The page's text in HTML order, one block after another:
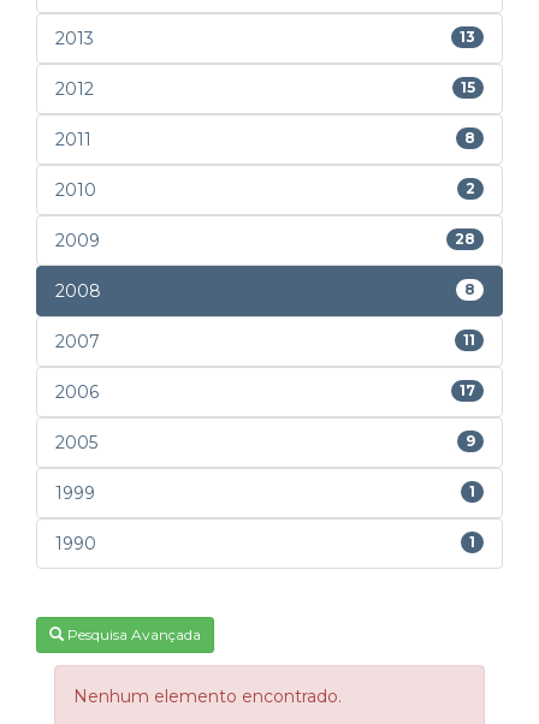
2013 13
2012 15
2011 8
2010 2
2009 28
2008 8
2007 11
2006 17
2005 9
1999 1
1990 1
Pesquisa Avançada
Nenhum elemento encontrado.